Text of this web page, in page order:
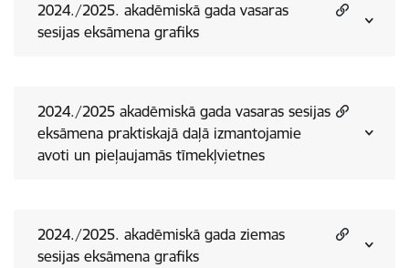
2024./2025. akadēmiskā gada vasaras
sesijas eksāmena grafiks
2024./2025 akadēmiskā gada vasaras sesijas
eksāmena praktiskajā daļā izmantojamie
avoti un pieļaujamās tīmekļvietnes
2024./2025. akadēmiskā gada ziemas
sesijas eksāmena grafiks